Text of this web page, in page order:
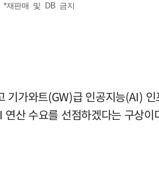
*재판매 및 DB 금지
가와트(GW)급 인공지능(AI)
산 수요를 선점하겠다는 구상이